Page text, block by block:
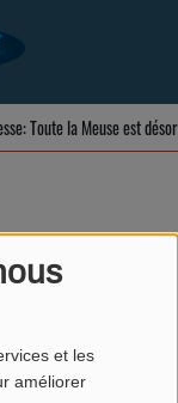
et les
améliorer
Toute la Meuse est
«
du